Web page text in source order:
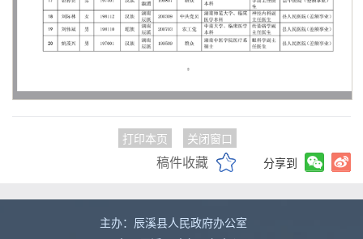
打印本页 关闭窗口
稿件收藏 分享到
主办：辰溪县人民政府办公室